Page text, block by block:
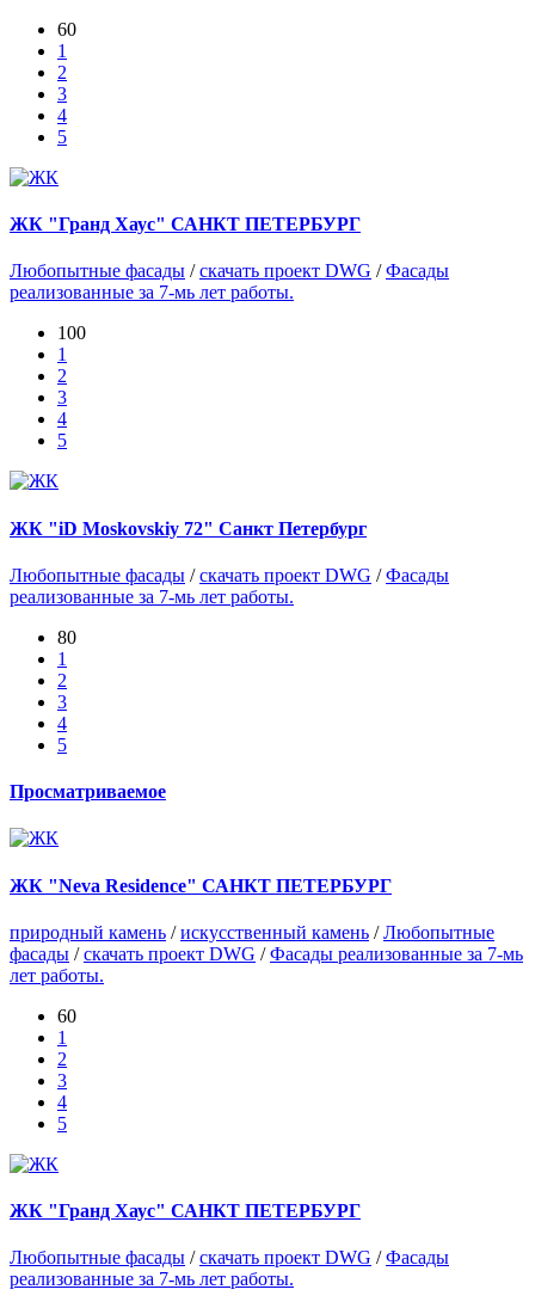
60
1
2
3
4
5
ЖК "Гранд Хаус" САНКТ ПЕТЕРБУРГ
Любопытные фасады /скачать проект DWG /Фасады
реализованные за 7-мь лет работы.
100
1
2
3
4
5
ЖК "iD Moskovskiy 72" Санкт Петербург
Любопытные фасады /скачать проект DWG /Фасады
реализованные за 7-мь лет работы.
80
1
2
3
4
5
Просматриваемое
ЖК "Neva Residence" САНКТ ПЕТЕРБУРГ
природный камень /искусственный камень /Любопытные
фасады /скачать проект DWG /Фасады реализованные за 7-мь
лет работы.
60
1
2
3
4
5
ЖК "Гранд Хаус" САНКТ ПЕТЕРБУРГ
Любопытные фасады /скачать проект DWG /Фасады
реализованные за 7-мь лет работы.